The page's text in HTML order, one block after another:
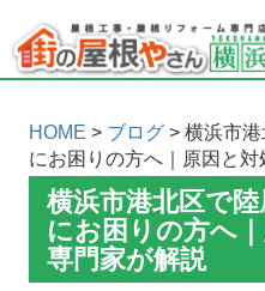
HOME > ブログ> 横浜市港
にお困りの方へ｜原因と対
横浜市港北区で
にお困りの方へ
専門家が解説